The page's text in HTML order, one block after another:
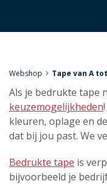
Webshop Tape van A
Als je bedrukte tape
keuzemogelijkheden
kleuren, oplage en
dat bij jou past. We
Bedrukte tape is
bijvoorbeeld je